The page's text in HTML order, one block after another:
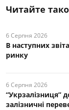
Читайте
6 Серпня 2026
В наступних
ринку
6 Серпня 2026
“Укрзалізниця”
залізничні